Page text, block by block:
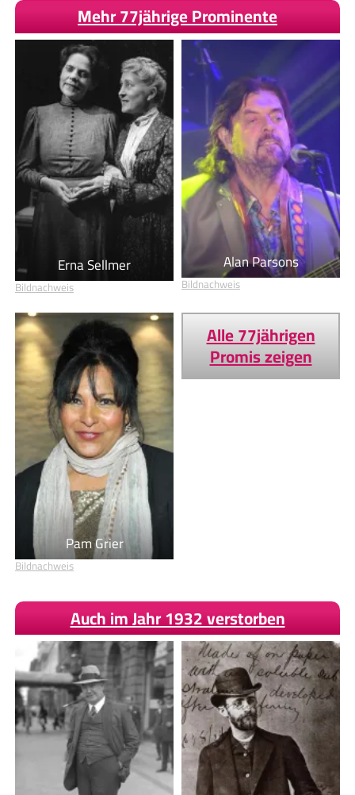
Mehr 77jährige Prominente
Erna Sellmer
Bildnachweis
Alan Parsons
Bildnachweis
Pam Grier
Bildnachweis
Alle 77jährigen
Promis zeigen
Auch im Jahr 1932 verstorben